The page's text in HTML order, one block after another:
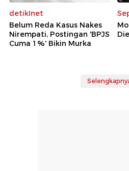
detikInet
Belum Reda Kasus Nakes
Nirempati, Postingan 'BPJS
Cuma 1%' Bikin Murka